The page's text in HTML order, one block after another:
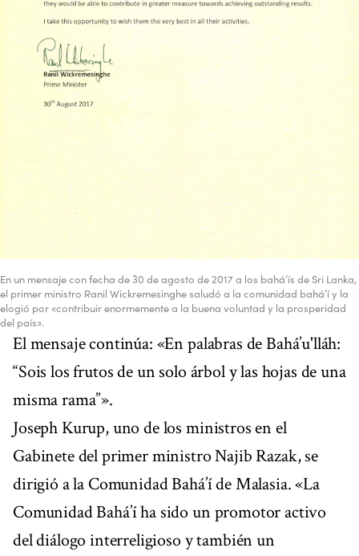
En un mensaje con fecha de 30 de agosto de 2017 a los bahá’ís de Sri Lanka,
el primer ministro Ranil Wickremesinghe saludó a la comunidad bahá’í y la
elogió por «contribuir enormemente a la buena voluntad y la prosperidad
del país».
El mensaje continúa: «En palabras de Bahá’u'lláh:
“Sois los frutos de un solo árbol y las hojas de una
misma rama”».
Joseph Kurup, uno de los ministros en el
Gabinete del primer ministro Najib Razak, se
dirigió a la Comunidad Bahá’í de Malasia. «La
Comunidad Bahá’í ha sido un promotor activo
del diálogo interreligioso y también un